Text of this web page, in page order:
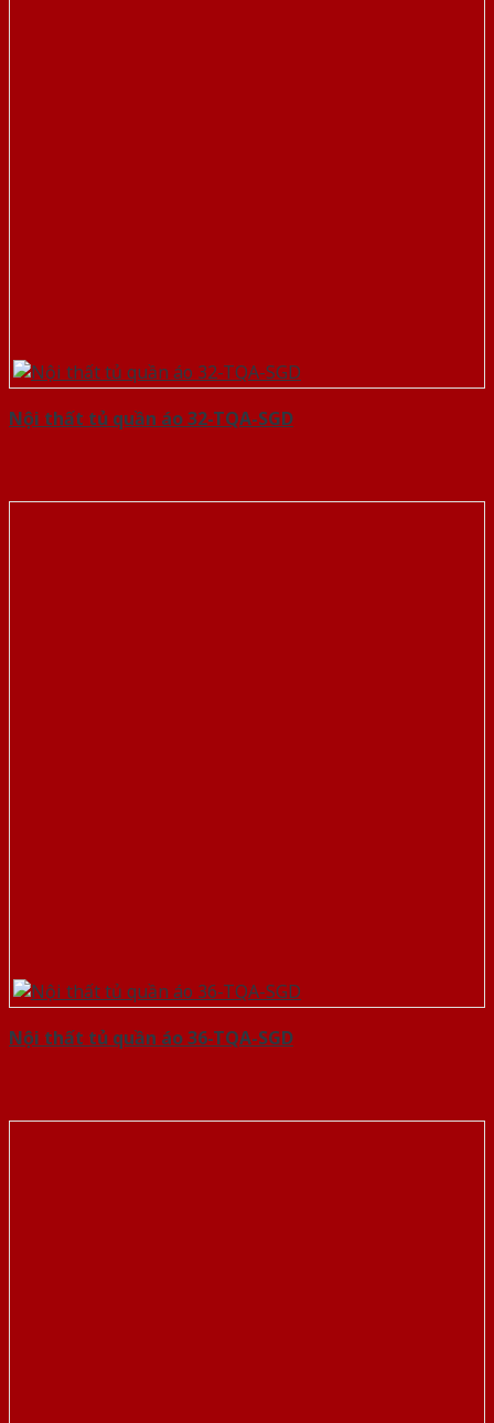
Nội thất tủ quần áo 32-TQA-SGD
Nội thất tủ quần áo 36-TQA-SGD